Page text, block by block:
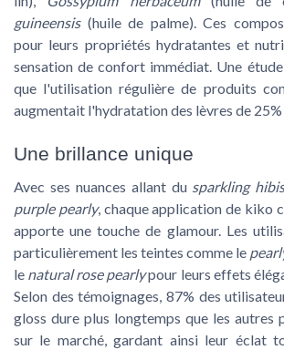
guineensis(huile de palme). Ces
pour leurs propriétés hydratantes et
sensation de confort immédiat. Une
que l'utilisation régulière de produits
augmentait l'hydratation des lèvres de 25%
Une brillance unique
Avec ses nuances allant du sparkling
purple pearly, chaque application de kiko
apporte une touche de glamour. Les
particulièrement les teintes comme le
le natural rose pearlypour leurs effets
Selon des témoignages, 87% des
gloss dure plus longtemps que les autres
sur le marché, gardant ainsi leur éclat